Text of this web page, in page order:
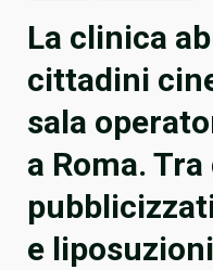
La clinica
cittadini
sala
a Roma.
e liposuzioni